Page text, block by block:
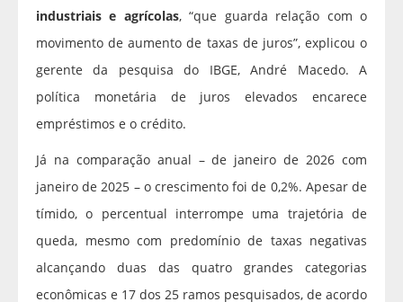
industriais e agrícolas, “que guarda relação com o
movimento de aumento de taxas de juros”, explicou o
gerente da pesquisa do IBGE, André Macedo. A
política monetária de juros elevados encarece
empréstimos e o crédito.
Já na comparação anual – de janeiro de 2026 com
janeiro de 2025 – o crescimento foi de 0,2%. Apesar de
tímido, o percentual interrompe uma trajetória de
queda, mesmo com predomínio de taxas negativas
alcançando duas das quatro grandes categorias
econômicas e 17 dos 25 ramos pesquisados, de acordo